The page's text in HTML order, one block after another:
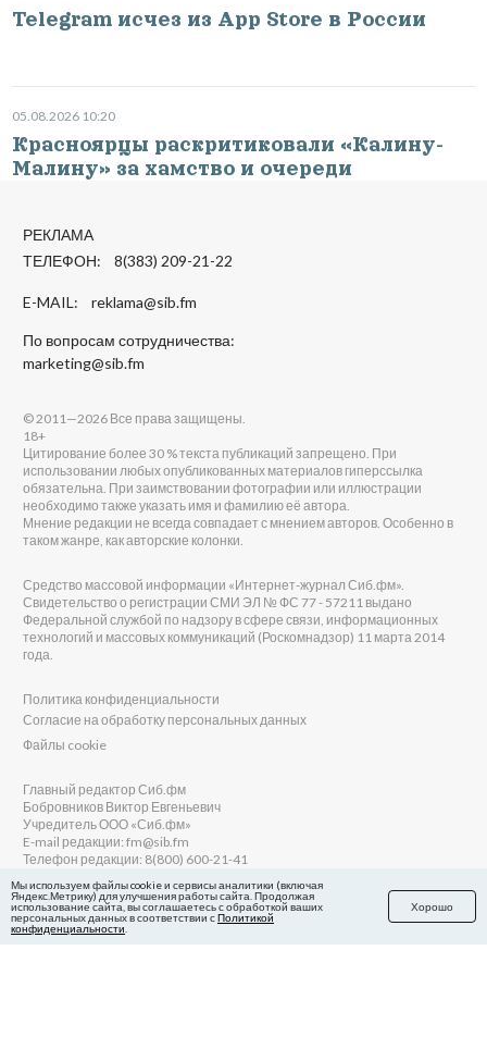
Telegram исчез из App Store в России
05.08.2026 10:20
Красноярцы раскритиковали «Калину-
Малину» за хамство и очереди
РЕКЛАМА
ТЕЛЕФОН: 8(383) 209-21-22
E-MAIL: reklama@sib.fm
По вопросам сотрудничества:
marketing@sib.fm
© 2011—2026 Все права защищены.
18+
Цитирование более 30 % текста публикаций запрещено. При
использовании любых опубликованных материалов гиперссылка
обязательна. При заимствовании фотографии или иллюстрации
необходимо также указать имя и фамилию её автора.
Мнение редакции не всегда совпадает с мнением авторов. Особенно в
таком жанре, как авторские колонки.
Средство массовой информации «Интернет-журнал Сиб.фм».
Свидетельство о регистрации СМИ ЭЛ № ФС 77 - 57211 выдано
Федеральной службой по надзору в сфере связи, информационных
технологий и массовых коммуникаций (Роскомнадзор) 11 марта 2014
года.
Политика конфиденциальности
Согласие на обработку персональных данных
Файлы cookie
Главный редактор Сиб.фм
Бобровников Виктор Евгеньевич
Учредитель ООО «Сиб.фм»
E-mail редакции: fm@sib.fm
Телефон редакции: 8(800) 600-21-41
Сайт разработан и поддерживается Технодзен
Мы используем файлы cookie и сервисы аналитики (включая
Яндекс.Метрику) для улучшения работы сайта. Продолжая
использование сайта, вы соглашаетесь с обработкой ваших
персональных данных в соответствии сПолитикой
конфиденциальности
Хорошо